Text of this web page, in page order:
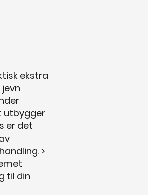
ekstra
utbygger
er det
>
til din